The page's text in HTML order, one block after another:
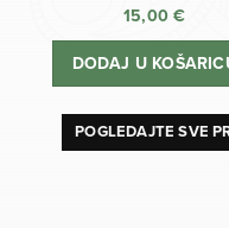
15,00€
DODAJ U
POGLEDAJTE SVE